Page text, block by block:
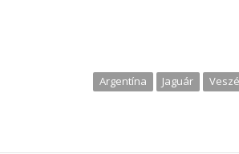
Argentína Jaguár